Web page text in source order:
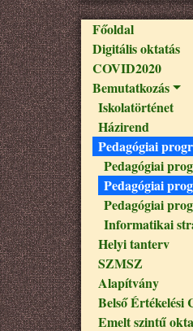
Fő navigáció
Főoldal
Digitális oktatás
COVID2020
Bemutatkozás
Iskolatörténet
Házirend
Pedagógiai
Pedagógiai
Pedagógiai
Pedagógiai
Informatikai
Helyi tanterv
SZMSZ
Alapítvány
Belső Értékelési
Emelt szintű